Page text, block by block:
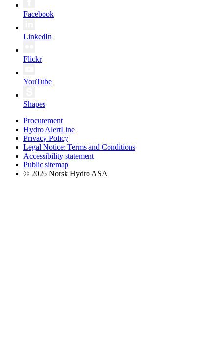
Facebook
LinkedIn
Flickr
YouTube
Shapes
Procurement
Hydro AlertLine
Privacy Policy
Legal Notice: Terms and Conditions
Accessibility statement
Public sitemap
© 2026 Norsk Hydro ASA